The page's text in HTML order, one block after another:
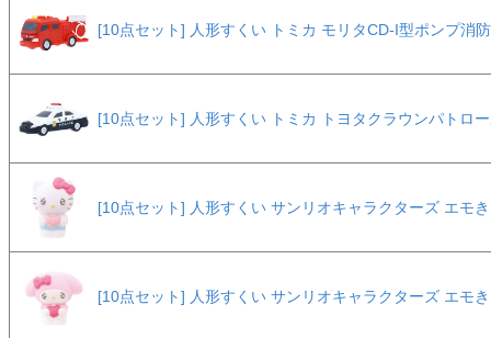
[10点セット] 人形すくい トミカ モリタCD-I型ポンプ消
[10点セット] 人形すくい トミカ トヨタクラウンパトロ
[10点セット] 人形すくい サンリオキャラクターズ エモ
[10点セット] 人形すくい サンリオキャラクターズ エモ